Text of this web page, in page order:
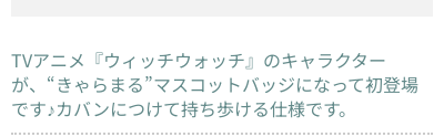
TVアニメ『ウィッチウォッチ』のキャラクター
が、“きゃらまる”マスコットバッジになって初登場
です♪カバンにつけて持ち歩ける仕様です。